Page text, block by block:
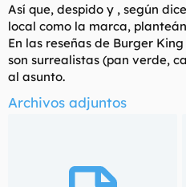
Así que, despido y , según
local como la marca,
En las reseñas de Burger
son surrealistas (pan verde,
al asunto.
Archivos adjuntos